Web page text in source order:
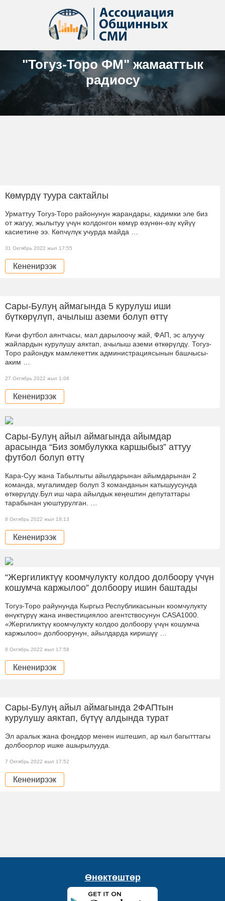
"Тогуз-Торо ФМ" жамааттык
радиосу
Көмүрдү туура сактайлы
Урматтуу Тогуз-Торо районунун жарандары, кадимки эле биз
от жагуу, жылытуу үчүн колдонгон көмүр өзүнөн-өзү күйүү
касиетине ээ. Көпчүлүк учурда майда …
31 Октябрь 2022 жыл 17:55
Кененирээк
Сары-Булуң аймагында 5 курулуш иши
бүткөрүлүп, ачылыш аземи болуп өттү
Кичи футбол аянтчасы, мал дарылоочу жай, ФАП, эс алуучу
жайлардын курулушу аяктап, ачылыш аземи өткөрүлдү. Тогуз-
Торо райондук мамлекеттик администрациясынын башчысы-
аким …
27 Октябрь 2022 жыл 1:08
Кененирээк
Сары-Булуң айыл аймагында айымдар
арасында “Биз зомбулукка каршыбыз” аттуу
футбол болуп өттү
Кара-Суу жана Табылгыты айылдарынан айымдарынан 2
команда, мугалимдер болуп 3 команданын катышуусунда
өткөрүлдү.Бул иш чара айылдык кеңештин депутаттары
тарабынан уюштурулган. …
8 Октябрь 2022 жыл 18:13
Кененирээк
“Жергиликтүү коомчулукту колдоо долбоору үчүн
кошумча каржылоо” долбоору ишин баштады
Тогуз-Торо райунунда Кыргыз Республикасынын коомчулукту
өнүктүрүү жана инвестициялоо агентствосунун CASA1000.
«Жергиликтүү коомчулукту колдоо долбоору үчүн кошумча
каржылоо» долбоорунун, айылдарда киришүү …
8 Октябрь 2022 жыл 17:58
Кененирээк
Сары-Булуң айыл аймагында 2ФАПтын
курулушу аяктап, бүтүү алдында турат
Эл аралык жана фонддор менен иштешип, ар кыл багытттагы
долбоорлор ишке ашырылууда.
7 Октябрь 2022 жыл 17:52
Кененирээк
Өнөктөштөр